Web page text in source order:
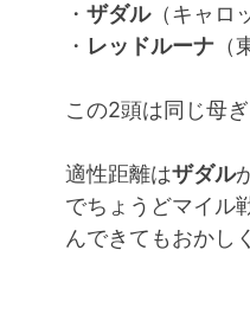
・ ザダル（キャロ
・ レッドルーナ
この2頭は同じ母
適性距離はザダル
でちょうどマイル
んできてもおかし